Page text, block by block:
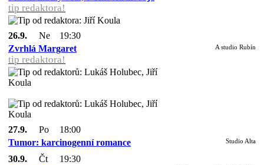
tip redaktora!
26.9. Ne
19:30
Zvrhlá Margaret
tip redaktora!
A studio Rubín
27.9. Po
18:00
Tumor: karcinogenní romance
Studio Alta
30.9. Čt
19:30